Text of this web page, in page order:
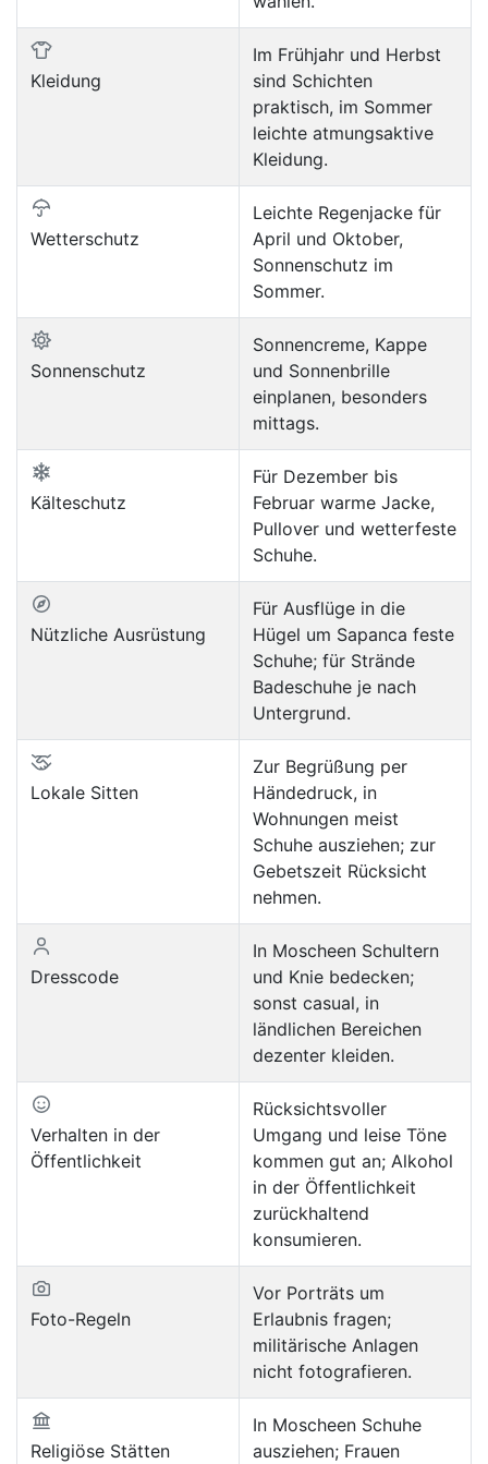
Kleidung
Im Frühjahr und Herbst
sind Schichten
praktisch, im Sommer
leichte atmungsaktive
Kleidung.
Wetterschutz
Leichte Regenjacke für
April und Oktober,
Sonnenschutz im
Sommer.
Sonnenschutz
Sonnencreme, Kappe
und Sonnenbrille
einplanen, besonders
mittags.
Kälteschutz
Für Dezember bis
Februar warme Jacke,
Pullover und wetterfeste
Schuhe.
Nützliche Ausrüstung
Für Ausflüge in die
Hügel um Sapanca feste
Schuhe; für Strände
Badeschuhe je nach
Untergrund.
Lokale Sitten
Zur Begrüßung per
Händedruck, in
Wohnungen meist
Schuhe ausziehen; zur
Gebetszeit Rücksicht
nehmen.
Dresscode
In Moscheen Schultern
und Knie bedecken;
sonst casual, in
ländlichen Bereichen
dezenter kleiden.
Verhalten in der
Öffentlichkeit
Rücksichtsvoller
Umgang und leise Töne
kommen gut an; Alkohol
in der Öffentlichkeit
zurückhaltend
konsumieren.
Foto-Regeln
Vor Porträts um
Erlaubnis fragen;
militärische Anlagen
nicht fotografieren.
Religiöse Stätten
In Moscheen Schuhe
ausziehen; Frauen